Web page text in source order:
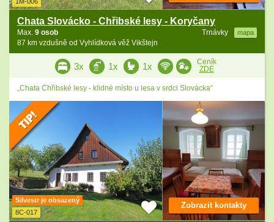
Chata Slovácko - Chřibské lesy - Koryčany
Trnávky mapa
Max. 9 osob
87 km vzdušně od Vyhlídková věž Vikštejn
3x 1x 1x
Ceník
ZDE
„Chata Chřibské lesy - klidné místo u lesa v srdci Slovácka“
Silvestr je obsazený
8C-017
Zobrazit kontakty